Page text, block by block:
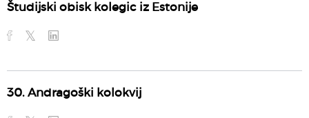
Študijski obisk kolegic iz Estonije
30. Andragoški kolokvij